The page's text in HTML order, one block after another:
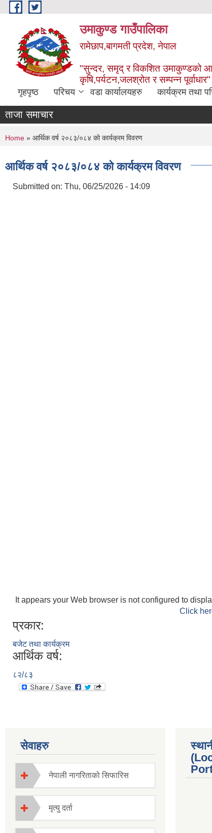
Skip to main content
उमाकुण्ड गाउँपालिका
रामेछाप,बागमती प्रदेश, नेपाल
"सुन्दर, समृद् र विकशित उमाकुण्डको
कृषि,पर्यटन,जलश्रोत र सम्पन्न पूर्वाधार"
गृहपृष्ठ परिचय वडा कार्यालयहरु कार्यक्रम तथा
ताजा समाचार
You are here
Home » आर्थिक वर्ष २०८३/०८४ को कार्यक्रम विवरण
आर्थिक वर्ष २०८३/०८४ को कार्यक्रम विवरण
Submitted on: Thu, 06/25/2026 - 14:09
It appears your Web browser is not configured to
Click
प्रकार:
बजेट तथा कार्यक्रम
आर्थिक वर्ष:
८२/८३
सेवाहरु
नेपाली नागरिताको सिफारिस
मृत्यु दर्ता